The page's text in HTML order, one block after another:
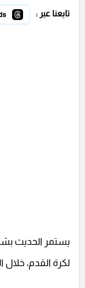
تابعنا عبر :
يستمر الحديث
لكرة القدم، خلال